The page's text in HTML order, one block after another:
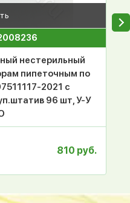
нестерильный
пипеточным по
2021 с
96 шт, У-У
810 руб.